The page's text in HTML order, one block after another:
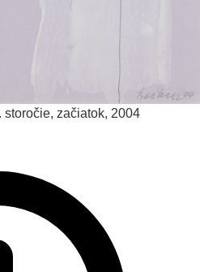
storočie, začiatok, 2004